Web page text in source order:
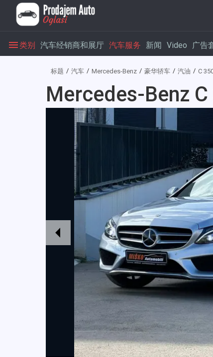
类别 汽车经销商和展厅 汽车服务 新闻 Video 广告
标题 汽车 Mercedes-Benz 豪华轿车 汽油 C
Mercedes-Benz